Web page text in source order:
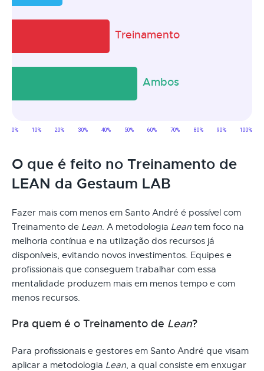
O que é feito no Treinamento de
LEAN da Gestaum LAB
Fazer mais com menos em Santo André é possível com
Treinamento de Lean. A metodologia Lean tem foco na
melhoria contínua e na utilização dos recursos já
disponíveis, evitando novos investimentos. Equipes e
profissionais que conseguem trabalhar com essa
mentalidade produzem mais em menos tempo e com
menos recursos.
Pra quem é o Treinamento de Lean?
Para profissionais e gestores em Santo André que visam
aplicar a metodologia Lean, a qual consiste em enxugar